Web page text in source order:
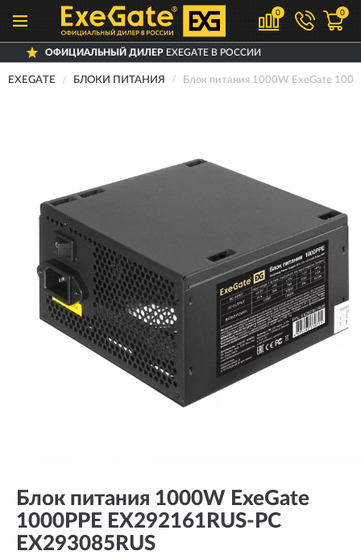
0 0
ДИЛЕРEXEGATE В РОССИИ
EXEGATE БЛОКИ ПИТАНИЯ Блок питания 1000W ExeGate
Блок питания 1000W ExeGate
1000PPE EX292161RUS-PC
EX293085RUS